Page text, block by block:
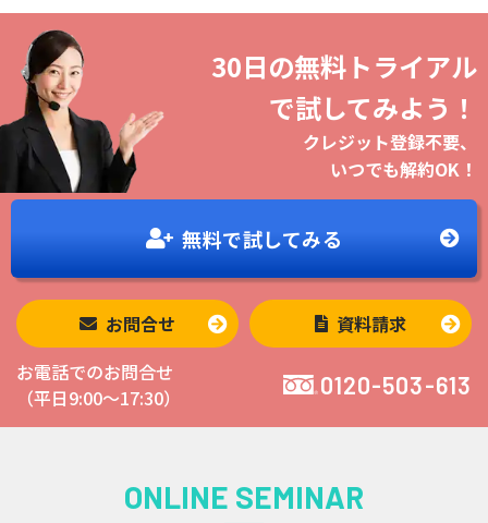
30日の無料トライアル
で試してみよう！
クレジット登録不要、
いつでも解約OK！
無料で試してみる
お問合せ
資料請求
お電話でのお問合せ
（平日9:00〜17:30）
0120-503-613
ONLINE SEMINAR